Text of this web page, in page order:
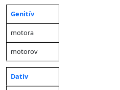
Genitív
motora
motorov
Datív